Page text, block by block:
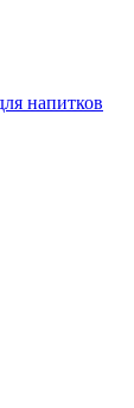
напитков